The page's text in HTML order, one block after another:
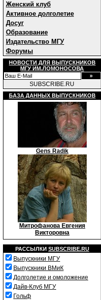
Женский клуб
Активное долголетие
Досуг
Образование
Издательство МГУ
Форумы
НОВОСТИ ДЛЯ ВЫПУСКНИКОВ
МГУ ИМ.ЛОМОНОСОВА
SUBSCRIBE.RU
БАЗА ДАННЫХ ВЫПУСКНИКОВ
Gens Radik
Митрофанова Евгения
Викторовна
РАССЫЛКИ SUBSCRIBE.RU
Выпускники МГУ
Выпускники ВМиК
Долголетие и омоложение
Дайв-Клуб МГУ
Гольф